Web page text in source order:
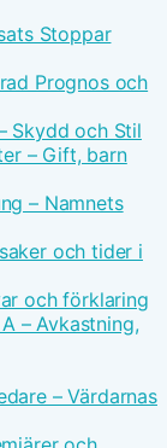
Stoppar
Prognos och
Skydd och Stil
– Gift, barn
– Namnets
och tider i
och förklaring
– Avkastning,
– Värdarnas